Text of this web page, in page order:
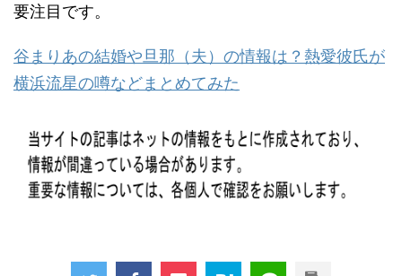
要注目です。
谷まりあの結婚や旦那（夫）の情報は？熱愛彼氏が
横浜流星の噂などまとめてみた